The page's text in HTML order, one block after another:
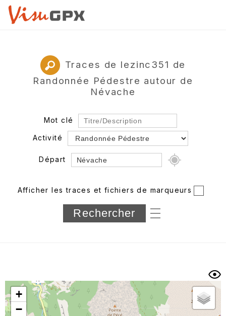
Traces de lezinc351 de
Randonnée Pédestre autour de
Névache
Mot clé
Activité
Départ
Département
Longueur min/max
Trier par
Afficher les traces et fichiers de marqueurs
+
−